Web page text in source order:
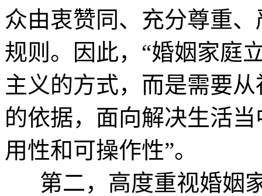
众由衷赞同、充分尊重
规则。因此，“婚姻家庭
主义的方式，而是需要
的依据，面向解决生活
用性和可操作性”。
第二，高度重视婚姻